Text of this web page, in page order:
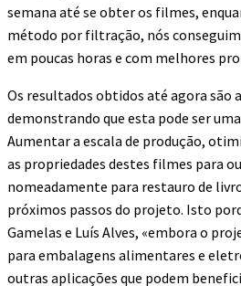
semana até se obter os filmes,
método por filtração, nós
em poucas horas e com melhores
Os resultados obtidos até agora
demonstrando que esta pode ser
Aumentar a escala de produção,
as propriedades destes filmes para
nomeadamente para restauro de
próximos passos do projeto. Isto
Gamelas e Luís Alves, «embora o
para embalagens alimentares e
outras aplicações que podem